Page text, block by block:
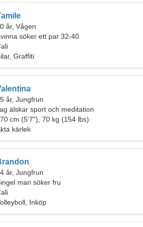
år, Vågen
söker ett par 32-40
Graffiti
år, Jungfrun
älskar sport och meditation
cm (5'7"), 70 kg (154 lbs)
kärlek
år, Jungfrun
man söker fru
Inköp